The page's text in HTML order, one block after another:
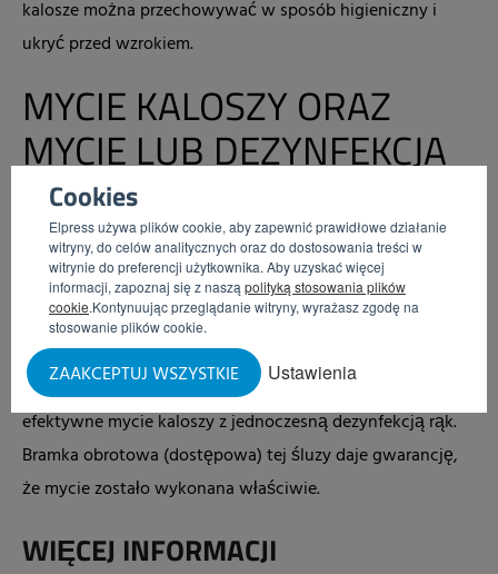
Cookies
Elpress używa plików cookie, aby zapewnić prawidłowe działanie
witryny, do celów analitycznych oraz do dostosowania treści w
witrynie do preferencji użytkownika. Aby uzyskać więcej
informacji, zapoznaj się z naszą polityką stosowania plików
cookie.Kontynuując przeglądanie witryny, wyrażasz zgodę na
stosowanie plików cookie.
Ustawienia
ZAAKCEPTUJ WSZYSTKIE
kalosze można przechowywać w sposób higieniczny i
ukryć przed wzrokiem.
MYCIE KALOSZY ORAZ
MYCIE LUB DEZYNFEKCJA
RĄK W JEDNYM
W przypadku śluz higienicznych z ograniczoną
przestrzenią można wybraćstację higieniczną.To
urządzenie umożliwia zarówno mycie rąk jak i czyszczenie
kaloszy. Przy większej ilości miejsca i większym budżecie
można wybrać modelDZW-HDT umożliwiający szybkie i
efektywne mycie kaloszy z jednoczesną dezynfekcją rąk.
Bramka obrotowa (dostępowa) tej śluzy daje gwarancję,
że mycie zostało wykonana właściwie.
WIĘCEJ INFORMACJI